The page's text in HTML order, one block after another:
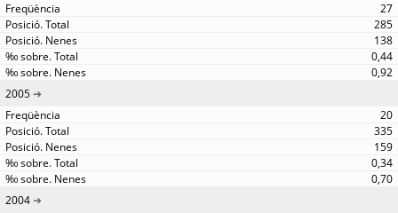
27
285
138
0,44
0,92
2005
20
335
159
0,34
0,70
2004